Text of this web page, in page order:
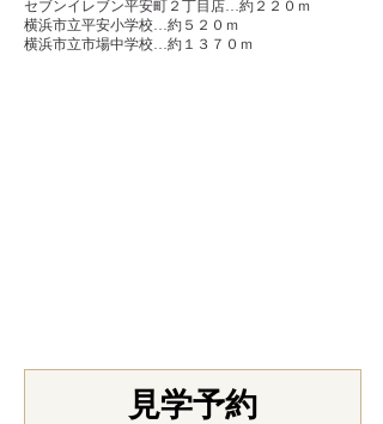
セブンイレブン平安町２丁目店…約２２０ｍ
横浜市立平安小学校…約５２０ｍ
横浜市立市場中学校…約１３７０ｍ
見学予約